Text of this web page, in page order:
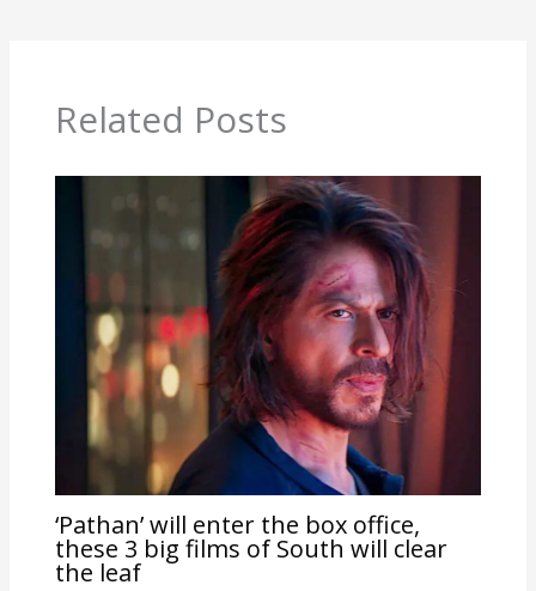
Related Posts
‘Pathan’ will enter the box office,
these 3 big films of South will clear
the leaf